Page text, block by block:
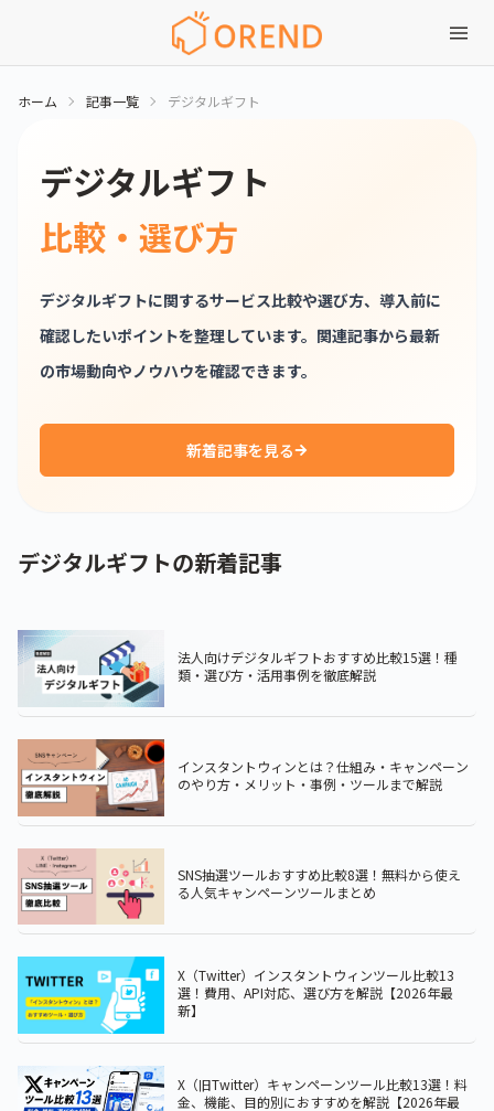
ホーム 記事一覧 デジタルギフト
デジタルギフト
比較・選び方
デジタルギフトに関するサービス比較や選び方、導入前に
確認したいポイントを整理しています。関連記事から最新
の市場動向やノウハウを確認できます。
新着記事を見る
デジタルギフトの新着記事
法人向けデジタルギフトおすすめ比較15選！種
類・選び方・活用事例を徹底解説
インスタントウィンとは？仕組み・キャンペーン
のやり方・メリット・事例・ツールまで解説
SNS抽選ツールおすすめ比較8選！無料から使え
る人気キャンペーンツールまとめ
X（Twitter）インスタントウィンツール比較13
選！費用、API対応、選び方を解説【2026年最
新】
X（旧Twitter）キャンペーンツール比較13選！料
金、機能、目的別におすすめを解説【2026年最